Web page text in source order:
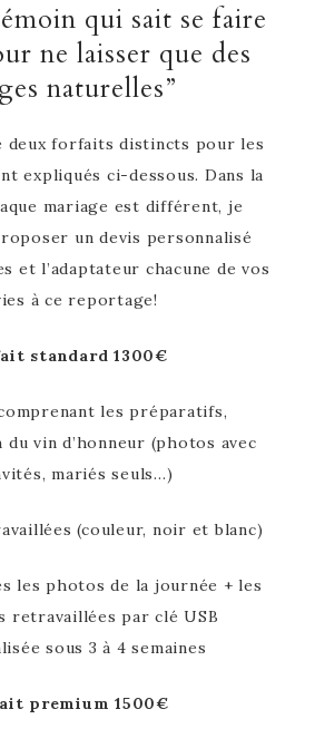
qui sait se faire
ne laisser que des
naturelles”
deux forfaits distincts pour les
expliqués ci-dessous. Dans la
mariage est différent, je
un devis personnalisé
et l’adaptateur chacune de vos
à ce reportage!
standard 1300€
les préparatifs,
du vin d’honneur (photos avec
mariés seuls…)
(couleur, noir et blanc)
les photos de la journée + les
retravaillées par clé USB
sous 3 à 4 semaines
premium 1500€